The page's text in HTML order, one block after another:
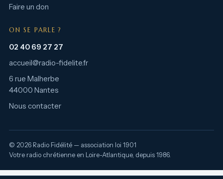
Faire un don
ON SE PARLE ?
02 40 69 27 27
accueil@radio-fidelite.fr
6 rue Malherbe
44000 Nantes
Nous contacter
© 2026 Radio Fidélité — association loi 1901
Votre radio chrétienne en Loire-Atlantique, depuis 1986.